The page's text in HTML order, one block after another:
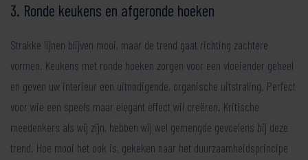
3. Ronde keukens en afgeronde hoeken
Strakke lijnen blijven mooi, maar de trend gaat richting zachtere
vormen. Keukens met ronde hoeken zorgen voor een vloeiender geheel
en geven uw interieur een uitnodigende, organische uitstraling. Perfect
voor wie een speels maar elegant effect wil creëren. Kritische
meedenkers als wij zijn, hebben wij wel gemengde gevoelens bij deze
trend. Hoe mooi het ook is, gekeken naar het duurzaamheidsprincipe